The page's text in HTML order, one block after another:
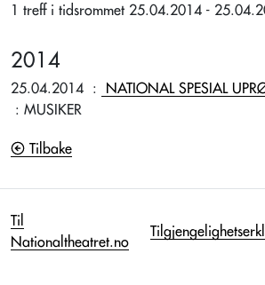
1 treff i tidsrommet 25.04.2014 -
2014
25.04.2014 :
NATIONAL SPESIAL
: MUSIKER
Tilbake
Til
Nationaltheatret.no